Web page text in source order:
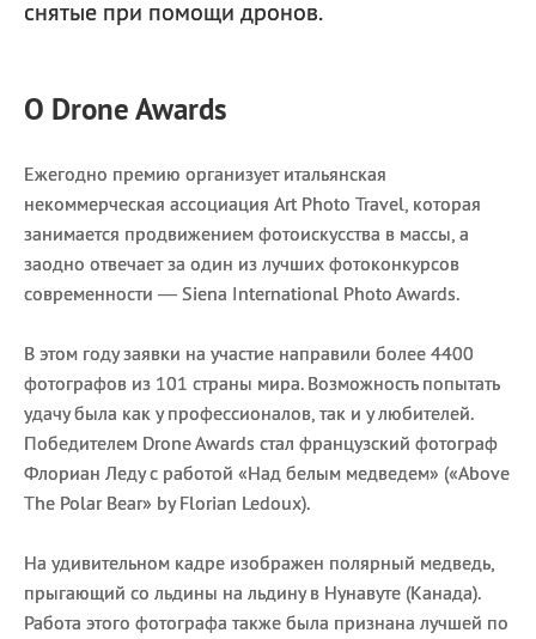
снятые при помощи дронов.
О Drone Awards
Ежегодно премию организует итальянская
некоммерческая ассоциация Art Photo Travel, которая
занимается продвижением фотоискусства в массы, а
заодно отвечает за один из лучших фотоконкурсов
современности — Siena International Photo Awards.
В этом году заявки на участие направили более 4400
фотографов из 101 страны мира. Возможность попытать
удачу была как у профессионалов, так и у любителей.
Победителем Drone Awards стал французский фотограф
Флориан Леду с работой «Над белым медведем» («Above
The Polar Bear» by Florian Ledoux).
На удивительном кадре изображен полярный медведь,
прыгающий со льдины на льдину в Нунавуте (Канада).
Работа этого фотографа также была признана лучшей по